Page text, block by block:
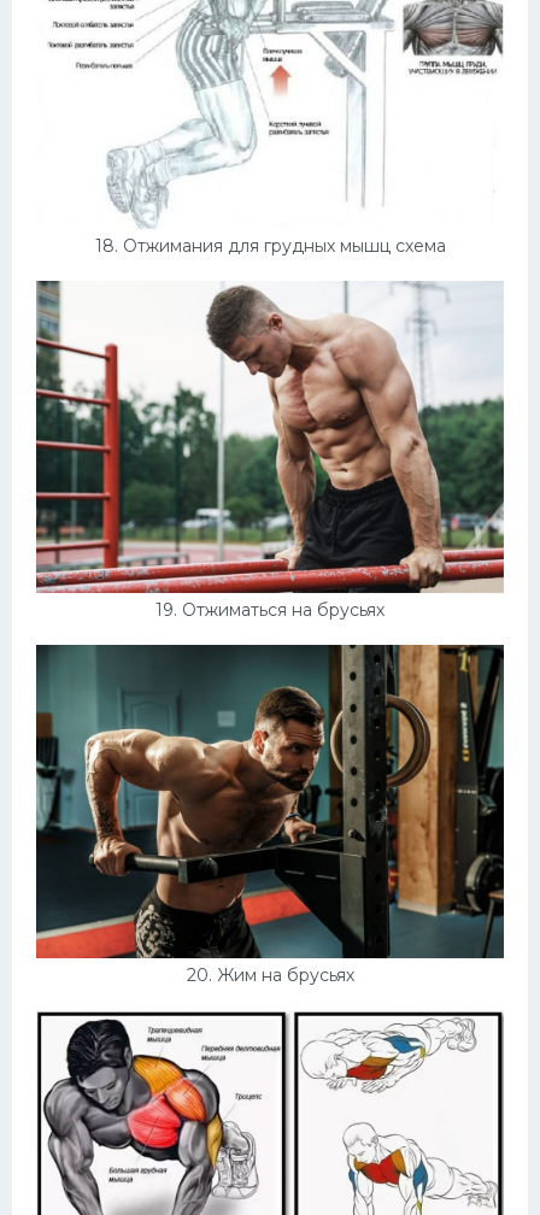
18. Отжимания для грудных мышц схема
19. Отжиматься на брусьях
20. Жим на брусьях